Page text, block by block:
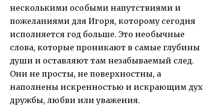
несколькими особыми напутствиями и
пожеланиями для Игоря, которому сегодня
исполняется год больше. Это необычные
слова, которые проникают в самые глубины
души и оставляют там незабываемый след.
Они не просты, не поверхностны, а
наполнены искренностью и искрающим дух
дружбы, любви или уважения.